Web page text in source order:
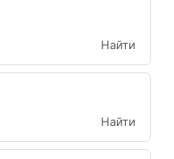
Найти
Найти